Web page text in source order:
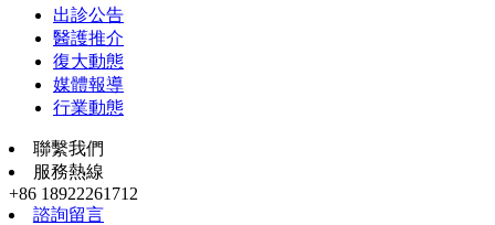
出診公告
醫護推介
復大動態
媒體報導
行業動態
聯繫我們
服務熱線
+86 18922261712
諮詢留言